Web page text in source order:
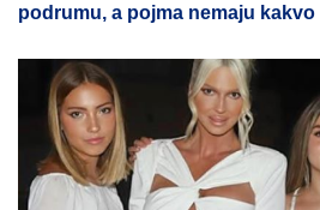
podrumu, a pojma nemaju